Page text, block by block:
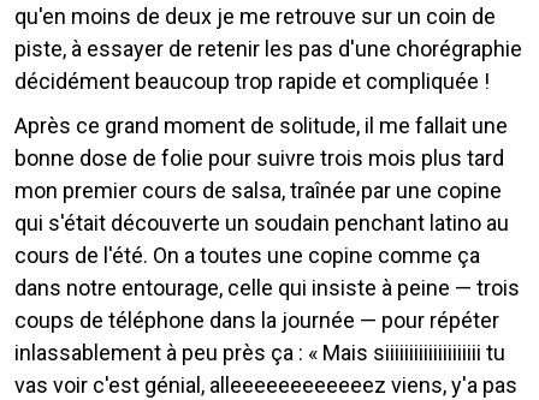
qu'en moins de deux je me retrouve sur un coin de
piste, à essayer de retenir les pas d'une chorégraphie
décidément beaucoup trop rapide et compliquée !
Après ce grand moment de solitude, il me fallait une
bonne dose de folie pour suivre trois mois plus tard
mon premier cours de salsa, traînée par une copine
qui s'était découverte un soudain penchant latino au
cours de l'été. On a toutes une copine comme ça
dans notre entourage, celle qui insiste à peine — trois
coups de téléphone dans la journée — pour répéter
inlassablement à peu près ça : « Mais siiiiiiiiiiiiiiiiiiii tu
vas voir c'est génial, alleeeeeeeeeeeez viens, y'a pas